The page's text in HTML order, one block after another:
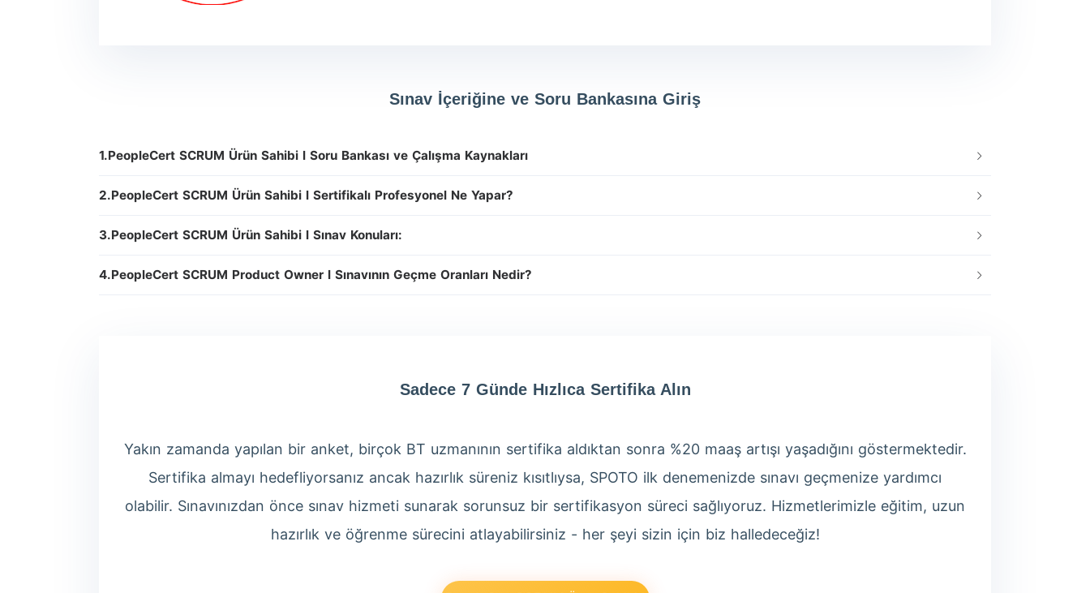
Sınav İçeriğine ve Soru Bankasına Giriş
1.PeopleCert SCRUM Ürün Sahibi l Soru Bankası ve Çalışma Kaynakları
2.PeopleCert SCRUM Ürün Sahibi l Sertifikalı Profesyonel Ne Yapar?
3.PeopleCert SCRUM Ürün Sahibi l Sınav Konuları:
4.PeopleCert SCRUM Product Owner l Sınavının Geçme Oranları Nedir?
Sadece 7 Günde Hızlıca Sertifika Alın
Yakın zamanda yapılan bir anket, birçok BT uzmanının sertifika aldıktan sonra %20 maaş artışı yaşadığını göstermektedir.
Sertifika almayı hedefliyorsanız ancak hazırlık süreniz kısıtlıysa, SPOTO ilk denemenizde sınavı geçmenize yardımcı
olabilir. Sınavınızdan önce sınav hizmeti sunarak sorunsuz bir sertifikasyon süreci sağlıyoruz. Hizmetlerimizle eğitim, uzun
hazırlık ve öğrenme sürecini atlayabilirsiniz - her şeyi sizin için biz halledeceğiz!